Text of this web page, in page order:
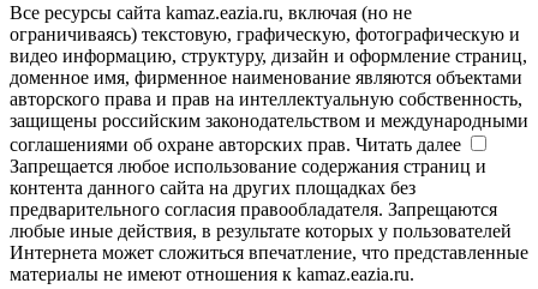
Все ресурсы сайта kamaz.eazia.ru, включая (но не
ограничиваясь) текстовую, графическую, фотографическую и
видео информацию, структуру, дизайн и оформление страниц,
доменное имя, фирменное наименование являются объектами
авторского права и прав на интеллектуальную собственность,
защищены российским законодательством и международными
соглашениями об охране авторских прав. Читать далее
Запрещается любое использование содержания страниц и
контента данного сайта на других площадках без
предварительного согласия правообладателя. Запрещаются
любые иные действия, в результате которых у пользователей
Интернета может сложиться впечатление, что представленные
материалы не имеют отношения к kamaz.eazia.ru.